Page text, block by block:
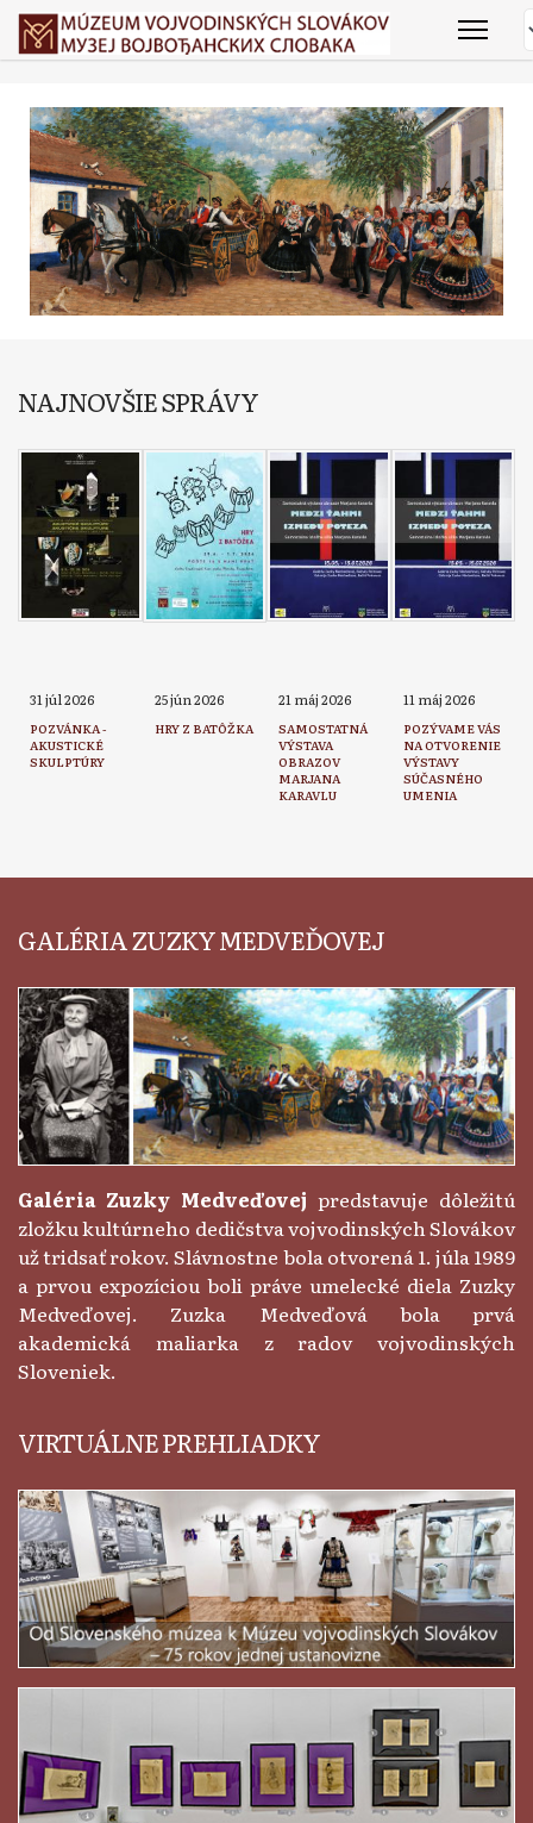
NAJNOVŠIE SPRÁVY
31 júl 2026
POZVÁNKA -
AKUSTICKÉ
SKULPTÚRY
25 jún 2026
HRY Z BATÔŽKA
21 máj 2026
SAMOSTATNÁ
VÝSTAVA
OBRAZOV
MARJANA
KARAVLU
11 máj 2026
POZÝVAME VÁS
NA OTVORENIE
VÝSTAVY
SÚČASNÉHO
UMENIA
GALÉRIA ZUZKY MEDVEĎOVEJ
Galéria Zuzky Medveďovej predstavuje dôležitú
zložku kultúrneho dedičstva vojvodinských Slovákov
už tridsať rokov. Slávnostne bola otvorená 1. júla 1989
a prvou expozíciou boli práve umelecké diela Zuzky
Medveďovej. Zuzka Medveďová bola prvá
akademická maliarka z radov vojvodinských
Sloveniek.
VIRTUÁLNE PREHLIADKY